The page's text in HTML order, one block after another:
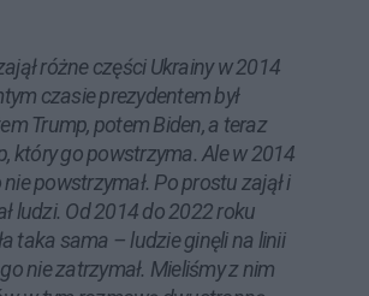
różne części Ukrainy w 2014
czasie prezydentem był
Trump, potem Biden, a teraz
który go powstrzyma. Ale w 2014
powstrzymał. Po prostu zajął i
ludzi. Od 2014 do 2022 roku
taka sama – ludzie ginęli na linii
nie zatrzymał. Mieliśmy z nim